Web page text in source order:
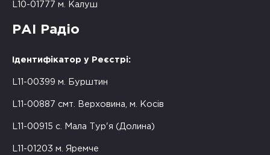
L10-01777 м. Калуш
РАІ Радіо
Ідентифікатор у Реєстрі:
L11-00399 м. Бурштин
L11-00887 смт. Верховина, м. Косів
L11-00915 с. Мала Тур'я (Долина)
L11-01203 м. Яремче